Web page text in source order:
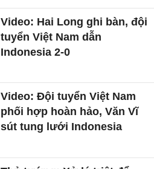
Video: Hai Long ghi bàn, đội
tuyển Việt Nam dẫn
Indonesia 2-0
Video: Đội tuyển Việt Nam
phối hợp hoàn hảo, Văn Vĩ
sút tung lưới Indonesia